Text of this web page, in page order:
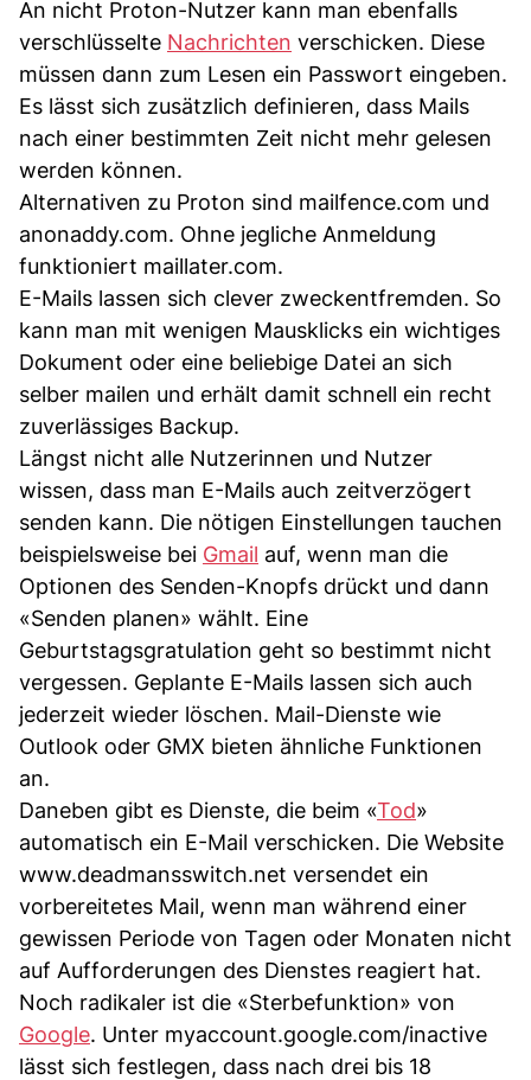
An nicht Proton-Nutzer kann man ebenfalls
verschlüsselte Nachrichten verschicken. Diese
müssen dann zum Lesen ein Passwort eingeben.
Es lässt sich zusätzlich definieren, dass Mails
nach einer bestimmten Zeit nicht mehr gelesen
werden können.
Alternativen zu Proton sind mailfence.com und
anonaddy.com. Ohne jegliche Anmeldung
funktioniert maillater.com.
E-Mails lassen sich clever zweckentfremden. So
kann man mit wenigen Mausklicks ein wichtiges
Dokument oder eine beliebige Datei an sich
selber mailen und erhält damit schnell ein recht
zuverlässiges Backup.
Längst nicht alle Nutzerinnen und Nutzer
wissen, dass man E-Mails auch zeitverzögert
senden kann. Die nötigen Einstellungen tauchen
beispielsweise bei Gmail auf, wenn man die
Optionen des Senden-Knopfs drückt und dann
«Senden planen» wählt. Eine
Geburtstagsgratulation geht so bestimmt nicht
vergessen. Geplante E-Mails lassen sich auch
jederzeit wieder löschen. Mail-Dienste wie
Outlook oder GMX bieten ähnliche Funktionen
an.
Daneben gibt es Dienste, die beim «Tod»
automatisch ein E-Mail verschicken. Die Website
www.deadmansswitch.net versendet ein
vorbereitetes Mail, wenn man während einer
gewissen Periode von Tagen oder Monaten nicht
auf Aufforderungen des Dienstes reagiert hat.
Noch radikaler ist die «Sterbefunktion» von
Google. Unter myaccount.google.com/inactive
lässt sich festlegen, dass nach drei bis 18